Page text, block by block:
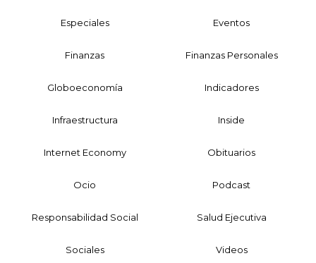
Especiales Eventos
Finanzas Finanzas Personales
Globoeconomía Indicadores
Infraestructura Inside
Internet Economy Obituarios
Ocio Podcast
Responsabilidad Social Salud Ejecutiva
Sociales Videos